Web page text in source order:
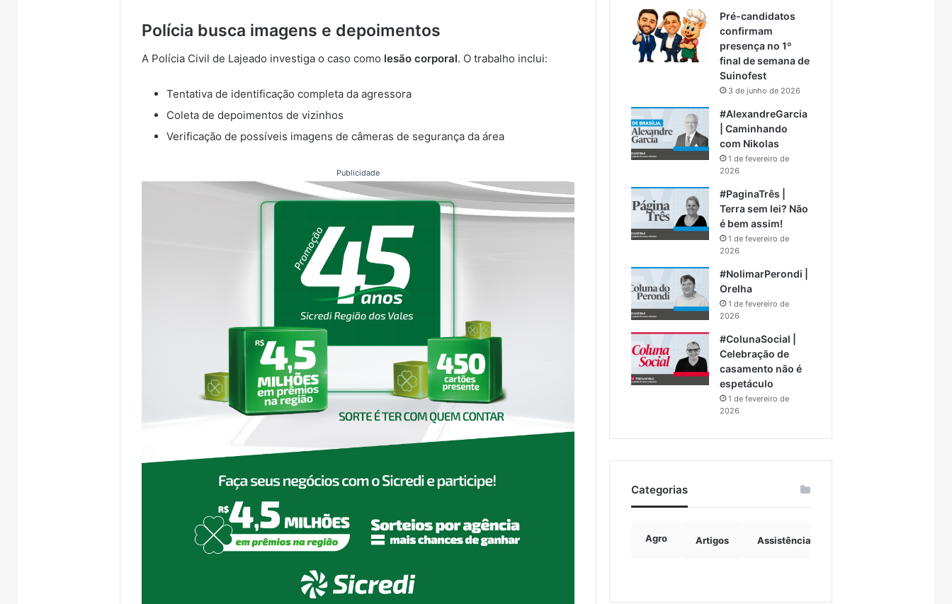
Polícia busca imagens e depoimentos
A Polícia Civil de Lajeado investiga o caso como lesão corporal. O trabalho inclui:
Tentativa de identificação completa da agressora
Coleta de depoimentos de vizinhos
Verificação de possíveis imagens de câmeras de segurança da área
Publicidade
Pré-candidatos
confirmam
presença no 1º
final de semana de
Suinofest
3 de junho de 2026
#AlexandreGarcia
| Caminhando
com Nikolas
1 de fevereiro de
2026
#PaginaTrês |
Terra sem lei? Não
é bem assim!
1 de fevereiro de
2026
#NolimarPerondi |
Orelha
1 de fevereiro de
2026
#ColunaSocial |
Celebração de
casamento não é
espetáculo
1 de fevereiro de
2026
Categorias
Agro Artigos Assistência Social